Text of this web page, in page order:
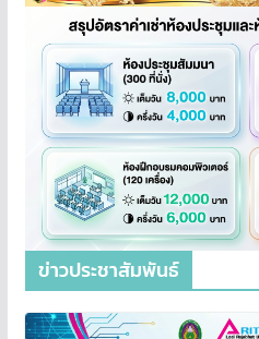
ข่าวประชาสัมพันธ์